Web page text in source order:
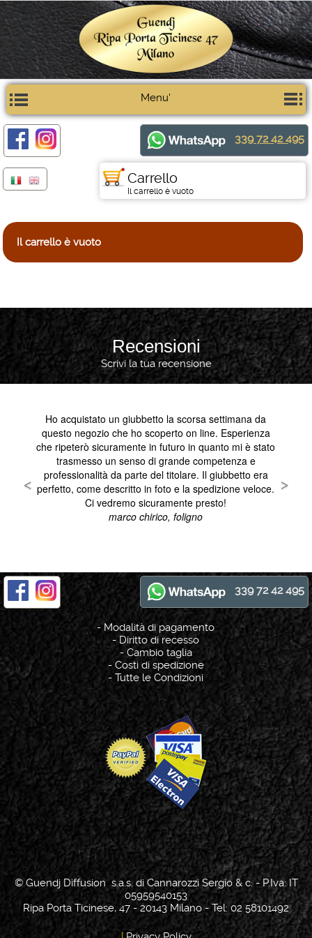
Menu'
339 72 42 495
Carrello
Il carrello è vuoto
Il carrello è vuoto
Recensioni
Scrivi la tua recensione
339 72 42 495
- Modalità di pagamento
-Diritto di recesso
- Cambio taglia
-Costi di spedizione
-Tutte le Condizioni
© Guendj Diffusion s.a.s. di Cannarozzi Sergio & c. - P.Iva: IT
05959540153
Ripa Porta Ticinese, 47 - 20143 Milano - Tel: 02 58101492